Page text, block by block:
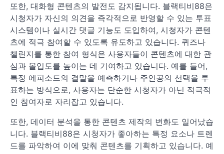
또한, 대화형 콘텐츠의 발전도 감지됩니다. 블랙티비88은
시청자가 자신의 의견을 즉각적으로 반영할 수 있는 투표
시스템이나 실시간 댓글 기능도 도입하여, 시청자가 콘텐
츠에 적극 참여할 수 있도록 유도하고 있습니다. 퀴즈나
챌린지를 통한 참여 형식은 사용자들이 콘텐츠에 대한 관
심과 몰입도를 높이는 데 기여하고 있습니다. 예를 들어,
특정 에피소드의 결말을 예측하거나 주인공의 선택을 투
표하는 방식으로, 사용자는 단순한 시청자가 아닌 적극적
인 참여자로 자리잡고 있습니다.
또한, 데이터 분석을 통한 콘텐츠 제작의 변화도 일어났습
니다. 블랙티비88은 시청자가 좋아하는 특정 요소나 트렌
드를 파악하여 이에 맞춰 콘텐츠를 기획하고 있습니다. 예